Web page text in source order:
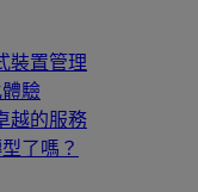
裝置管理
驗
越的服務
了嗎？